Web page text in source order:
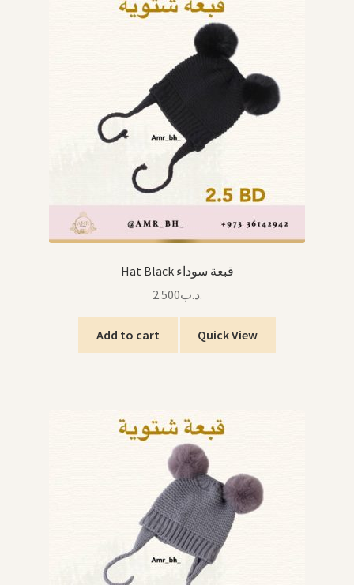
Hat Black قبعة سوداء
.د.ب2.500
Add to cart Quick View